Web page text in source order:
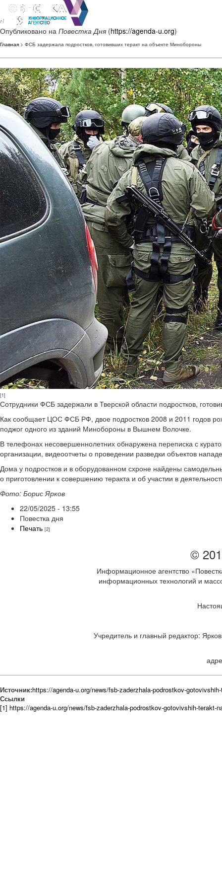
Опубликовано на Повестка Дня (https://agenda-u.org)
Главная > ФСБ задержала подростков, готовивших теракт на объекте Минобороны
[1]
Сотрудники ФСБ задержали в Тверской области подростков,
Как сообщает ЦОС ФСБ РФ, двое подростков 2008 и 2011 годов
поджог одного из зданий Минобороны в Вышнем Волочке.
В телефонах несовершеннолетних обнаружена переписка с
организации, видеоотчеты о проведении разведки объектов
Дома у подростков и в оборудованном схроне найдены
о приготовлении к совершению теракта и об участии в
Фото: Борис Ярков
22/05/2025 - 13:55
Повестка дня
Печать [2]
©
Информационное агентство
информационных технологий и
Учредитель и главный редактор:
Источник:https://agenda-u.org/news/fsb-zaderzhala-podrostkov-
Ссылки
[1] https://agenda-u.org/news/fsb-zaderzhala-podrostkov-gotovivshih-terakt-